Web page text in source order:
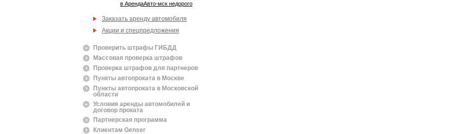
в АрендаАвто-мск недорого
Заказать аренду автомобиля
Акции и спецпредложения
Проверить штрафы ГИБДД
Массовая проверка штрафов
Проверка штрафов для партнеров
Пункты автопроката в Москве
Пункты автопроката в Московской
области
Условия аренды автомобилей и
договор проката
Партнерская программа
Клиентам Genser